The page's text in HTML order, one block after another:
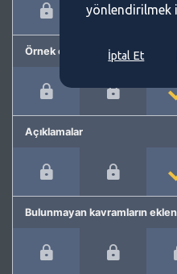
Örnek cümleler
Açıklamalar
Bulunmayan kavramların
yönlendirilmek
İptal Et